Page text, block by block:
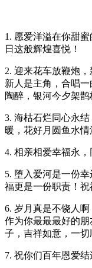
1. 愿爱洋溢在你甜
日这般辉煌喜悦！
2. 迎来花车放鞭炮
新人是主角，合唱
陶醉，银河今夕架鹊
3. 海枯石烂同心永
暖，花好月圆鱼水情
4. 相亲相爱幸福永
5. 堕入爱河是一份
福更是一份职责！祝
6. 岁月真是不饶人
作为你最最最好的
子，吉祥如意，一切
7. 祝你们百年恩爱